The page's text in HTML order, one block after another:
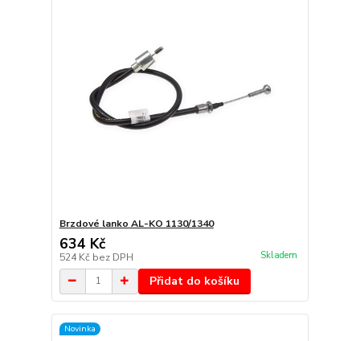
Brzdové lanko AL-KO 1130/1340
634 Kč
524 Kč bez DPH Skladem
Přidat do košíku
Novinka